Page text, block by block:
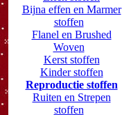
Bijna effen en Marmer
stoffen
Flanel en Brushed
Woven
Kerst stoffen
Kinder stoffen
Reproductie stoffen
Ruiten en Strepen
stoffen